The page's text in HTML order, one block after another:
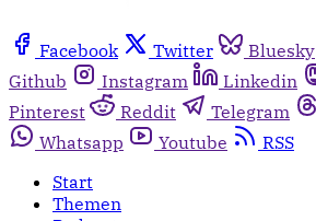
Facebook Twitter Bluesky
Github
Instagram Linkedin
Pinterest
Reddit Telegram
Whatsapp
Youtube
RSS
Start
Themen